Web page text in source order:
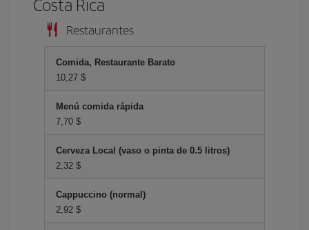
Restaurantes
Comida, Restaurante Barato
10,27 $
Menú comida rápida
7,70 $
Cerveza Local (vaso o pinta de 0.5 litros)
2,32 $
Cappuccino (normal)
2,92 $